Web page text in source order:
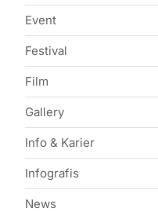
Event
Festival
Film
Gallery
Info & Karier
Infografis
News